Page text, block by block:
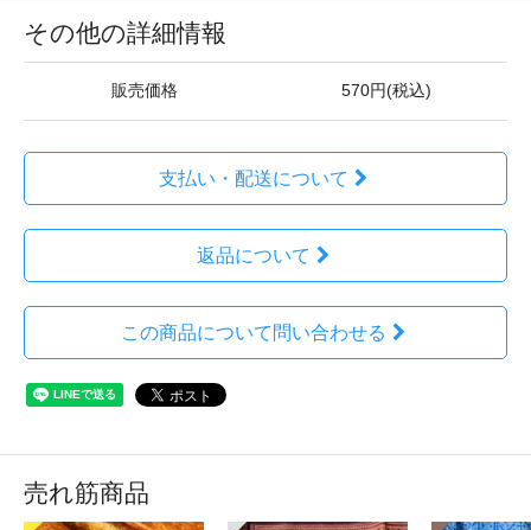
その他の詳細情報
販売価格 570円(税込)
支払い・配送について
返品について
この商品について問い合わせる
売れ筋商品